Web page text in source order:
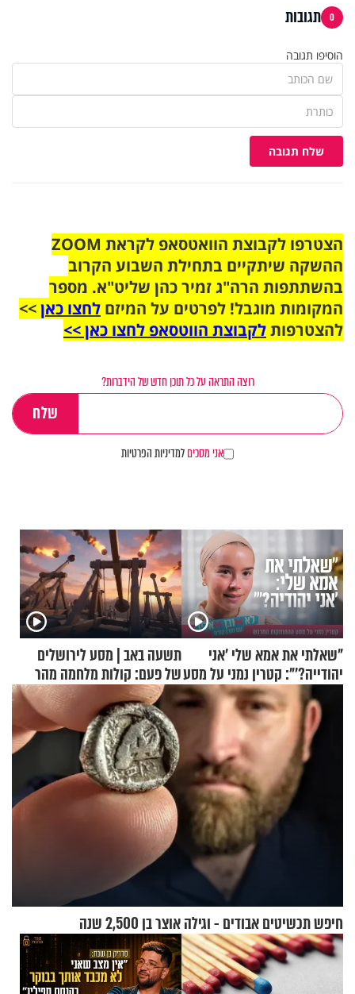
0 תגובות
הוסיפו תגובה
שלח תגובה
הצטרפו לקבוצת הוואטסאפ לקראת ZOOM
ההשקה שיתקיים בתחילת השבוע הקרוב
בהשתתפות הרה"ג זמיר כהן שליט"א. מספר
המקומות מוגבל! לפרטים על המיזם לחצו כאן>>
להצטרפותלקבוצת הווטסאפ לחצו כאן >>
רוצה התראה על כל תוכן חדש של הידברות?
אני מסכיםלמדיניות הפרטיות
"שאלתי את אמא שלי 'אני
יהודייה?'": קטרין נמני על מסע
ההתחזקות המרגש
תשעה באב | מסע לירושלים
של פעם: קולות מלחמה מהר
הזיתים
חיפש תכשיטים אבודים - וגילה אוצר בן 2,500 שנה